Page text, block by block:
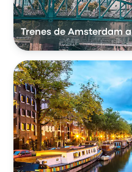
Trenes de Amsterdam